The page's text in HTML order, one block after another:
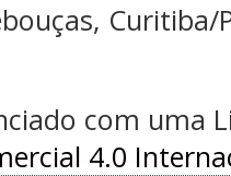
Curitiba/
com uma
4.0